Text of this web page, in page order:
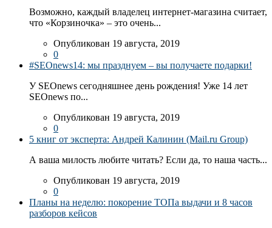
Возможно, каждый владелец интернет-магазина считает,
что «Корзиночка» – это очень...
Опубликован 19 августа, 2019
0
#SEOnews14: мы празднуем – вы получаете подарки!
У SEOnews сегодняшнее день рождения! Уже 14 лет
SEOnews по...
Опубликован 19 августа, 2019
0
5 книг от эксперта: Андрей Калинин (Mail.ru Group)
А ваша милость любите читать? Если да, то наша часть...
Опубликован 19 августа, 2019
0
Планы на неделю: покорение ТОПа выдачи и 8 часов
разборов кейсов